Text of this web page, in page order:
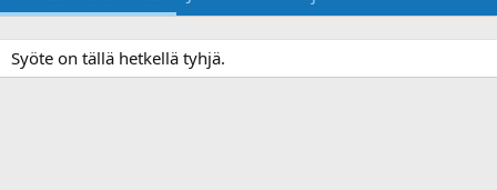
Syöte on tällä hetkellä tyhjä.